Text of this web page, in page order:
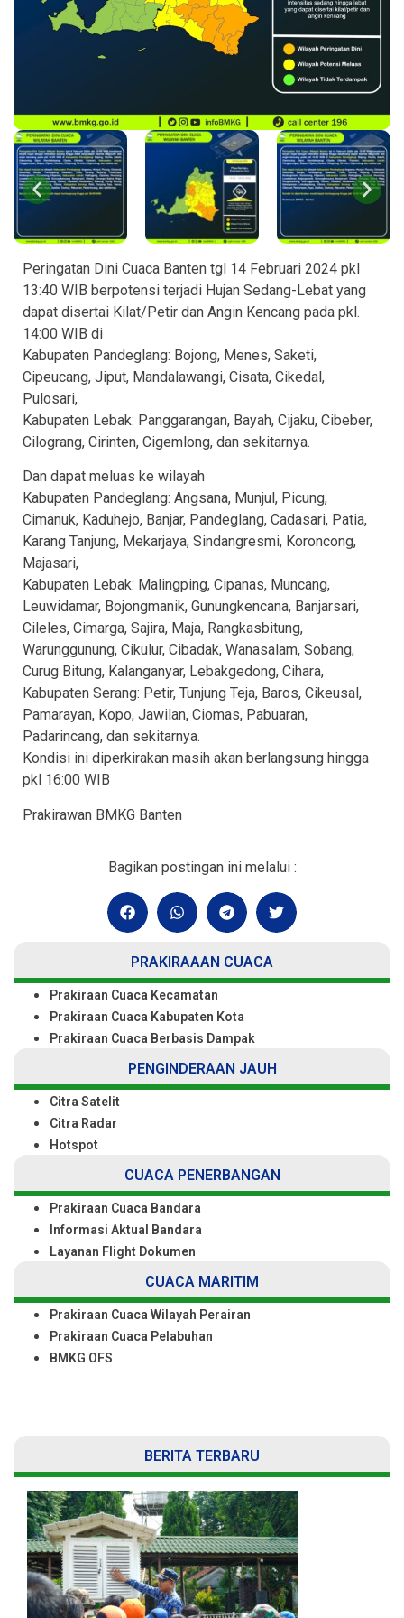
Peringatan Dini Cuaca Banten tgl 14 Februari 2024 pkl
13:40 WIB berpotensi terjadi Hujan Sedang-Lebat yang
dapat disertai Kilat/Petir dan Angin Kencang pada pkl.
14:00 WIB di
Kabupaten Pandeglang: Bojong, Menes, Saketi,
Cipeucang, Jiput, Mandalawangi, Cisata, Cikedal,
Pulosari,
Kabupaten Lebak: Panggarangan, Bayah, Cijaku, Cibeber,
Cilograng, Cirinten, Cigemlong, dan sekitarnya.
Dan dapat meluas ke wilayah
Kabupaten Pandeglang: Angsana, Munjul, Picung,
Cimanuk, Kaduhejo, Banjar, Pandeglang, Cadasari, Patia,
Karang Tanjung, Mekarjaya, Sindangresmi, Koroncong,
Majasari,
Kabupaten Lebak: Malingping, Cipanas, Muncang,
Leuwidamar, Bojongmanik, Gunungkencana, Banjarsari,
Cileles, Cimarga, Sajira, Maja, Rangkasbitung,
Warunggunung, Cikulur, Cibadak, Wanasalam, Sobang,
Curug Bitung, Kalanganyar, Lebakgedong, Cihara,
Kabupaten Serang: Petir, Tunjung Teja, Baros, Cikeusal,
Pamarayan, Kopo, Jawilan, Ciomas, Pabuaran,
Padarincang, dan sekitarnya.
Kondisi ini diperkirakan masih akan berlangsung hingga
pkl 16:00 WIB
Prakirawan BMKG Banten
Bagikan postingan ini melalui :
PRAKIRAAAN CUACA
Prakiraan Cuaca Kecamatan
Prakiraan Cuaca Kabupaten Kota
Prakiraan Cuaca Berbasis Dampak
PENGINDERAAN JAUH
Citra Satelit
Citra Radar
Hotspot
CUACA PENERBANGAN
Prakiraan Cuaca Bandara
Informasi Aktual Bandara
Layanan Flight Dokumen
CUACA MARITIM
Prakiraan Cuaca Wilayah Perairan
Prakiraan Cuaca Pelabuhan
BMKG OFS
BERITA TERBARU